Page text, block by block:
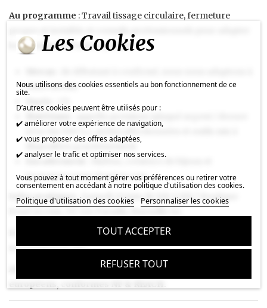
Au programme : Travail tissage circulaire, fermeture
la technique à d’autres projets
votre niveau
à l’or fin 999 ‰), perles sélectionnées et outils mis à
disposition gracieusement
Encadrement
: Mylène, créatrice de bijoux et
formatrice pour Pearl Access
Infos pratiques
: Samedi 20 juin de 14h à 16h | Boutique
Réservez vite votre place6 places seulement
se remplissent vite.
Atelier de montage de bijoux à Marseille| matériaux
Les Cookies
Nous utilisons des cookies essentiels au bon fonctionnement de ce
site.
D’autres cookies peuvent être utilisés pour :
✔️ améliorer votre expérience de navigation,
✔️ vous proposer des offres adaptées,
✔️ analyser le trafic et optimiser nos services.
Vous pouvez à tout moment gérer vos préférences ou retirer votre
consentement en accédant à notre politique d'utilisation des cookies.
Politique d'utilisation des cookies
Personnaliser les cookies
REFUSER TOUT
TOUT ACCEPTER